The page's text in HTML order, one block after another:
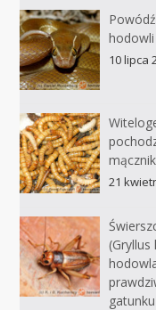
10 lipca
21
gatunku